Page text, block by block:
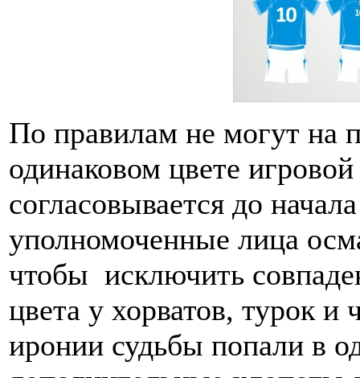
По правилам не могут на
одинаковом цвете
согласовывается до
уполномоченные лица
чтобы исключить
цвета у хорватов, турок
иронии судьбы попали в